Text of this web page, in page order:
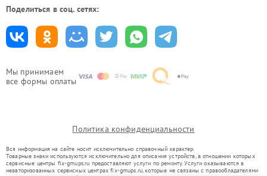
Мы принимаем
все формы оплаты
Поделиться в соц. сетях:
Политика конфиденциальности
Вся информация на сайте носит исключительно справочный характер.
Товарные знаки используются исключительно для описания устройств, в отношении которых
сервисные центры fix-gmups.ru предоставляют услуги по ремонту. Услуги оказываются в
неавторизованных сервисных центрах fix-gmups.ru, которые не связаны с правообладателями